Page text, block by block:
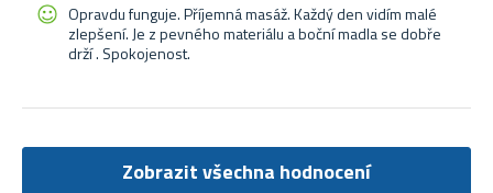
Opravdu funguje. Příjemná masáž. Každý den vidím malé
zlepšení. Je z pevného materiálu a boční madla se dobře
drží . Spokojenost.
Zobrazit všechna hodnocení